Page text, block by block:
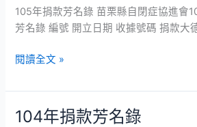
105年捐款芳名錄 苗栗縣自閉症協進會
芳名錄 編號 開立日期 收據號碼 捐款大
款
芳
錄
閱讀全文 »
104年捐款芳名錄
104